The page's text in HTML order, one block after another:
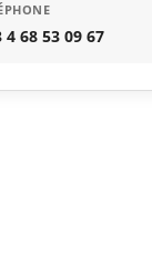
4 68 53 09 67